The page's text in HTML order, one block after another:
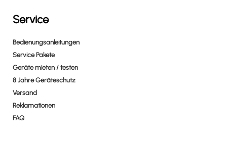
Service
Bedienungsanleitungen
Service Pakete
Geräte mieten / testen
8 Jahre Geräteschutz
Versand
Reklamationen
FAQ